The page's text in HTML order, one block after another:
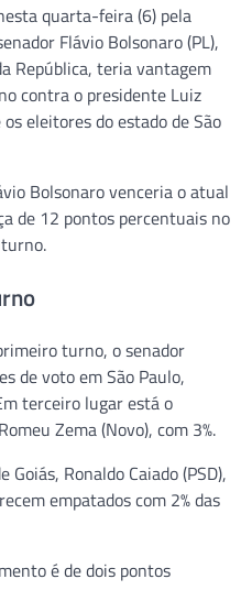
quarta-feira (6) pela
Flávio Bolsonaro(PL),
República, teria vantagem
contra o presidente Luiz
os eleitores do estado de São
Bolsonaro venceria o atual
de 12 pontos percentuais no
turno, o senador
de voto em São Paulo,
terceiro lugar está o
Romeu Zema(Novo), com 3%.
Goiás, Ronaldo Caiado(PSD),
empatados com 2% das
é de dois pontos